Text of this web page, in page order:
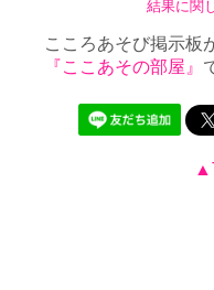
結果に関
こころあそび掲示板
『ここあその部屋』